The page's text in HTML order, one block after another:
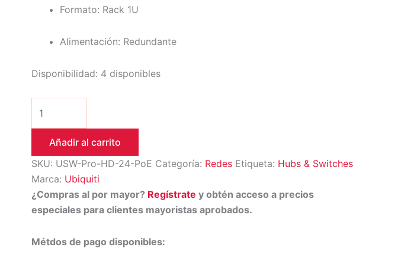
Formato: Rack 1U
Alimentación: Redundante
Disponibilidad: 4 disponibles
Añadir al carrito
SKU: USW-Pro-HD-24-PoE Categoría: Redes Etiqueta: Hubs & Switches
Marca: Ubiquiti
¿Compras al por mayor? Regístrate y obtén acceso a precios
especiales para clientes mayoristas aprobados.
Métdos de pago disponibles: